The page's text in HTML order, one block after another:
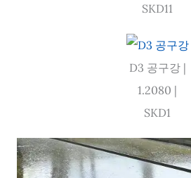
SKD11
D3 공구강 |
1.2080 |
SKD1